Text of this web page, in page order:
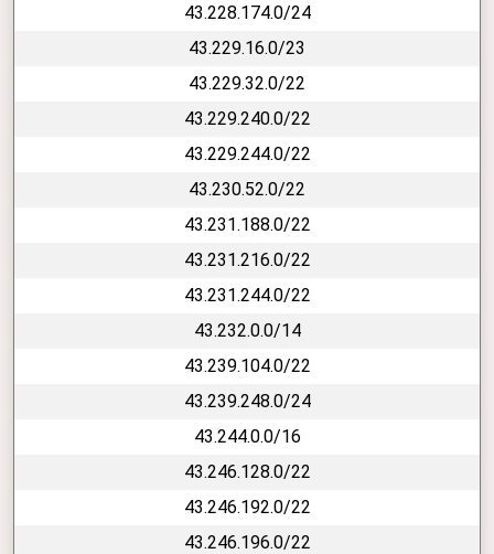
43.228.174.0/24
43.229.16.0/23
43.229.32.0/22
43.229.240.0/22
43.229.244.0/22
43.230.52.0/22
43.231.188.0/22
43.231.216.0/22
43.231.244.0/22
43.232.0.0/14
43.239.104.0/22
43.239.248.0/24
43.244.0.0/16
43.246.128.0/22
43.246.192.0/22
43.246.196.0/22